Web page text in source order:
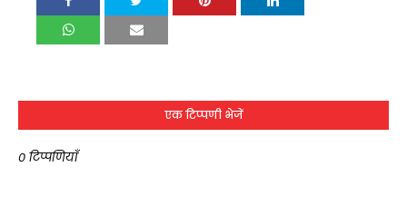
एक टिप्पणी भेजें
0 टिप्पणियाँ